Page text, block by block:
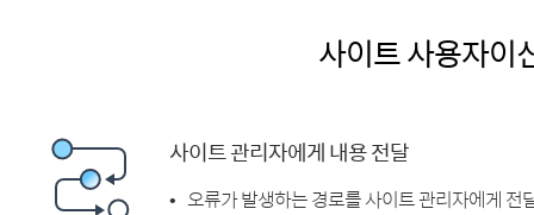
사이트 사용자이
사이트 관리자에게 내용 전달
오류가 발생하는 경로를 사이트 관리자에게 전